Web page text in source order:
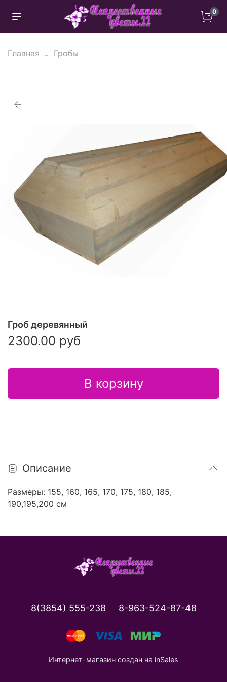
0
Главная Гробы
Гроб деревянный
2300.00 руб
В корзину
Описание
Размеры: 155, 160, 165, 170, 175, 180, 185,
190,195,200 см
8(3854) 555-238 8-963-524-87-48
Интернет-магазин создан на inSales